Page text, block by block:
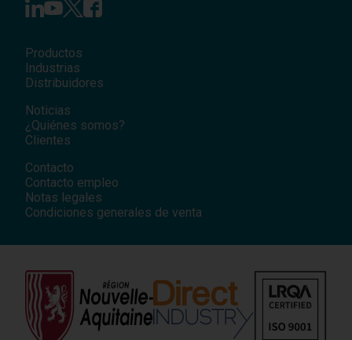
Productos
Industrias
Distribuidores
Noticias
¿Quiénes somos?
Clientes
Contacto
Contacto empleo
Notas legales
Condiciones generales de venta